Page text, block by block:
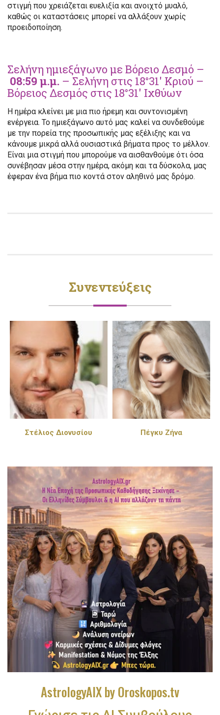
στιγμή που χρειάζεται ευελιξία και ανοιχτό μυαλό,
καθώς οι καταστάσεις μπορεί να αλλάξουν χωρίς
προειδοποίηση.
Σελήνη ημιεξάγωνο με Βόρειο Δεσμό –
08:59 μ.μ. – Σελήνη στις 18°31′ Κριού –
Βόρειος Δεσμός στις 18°31′ Ιχθύων
Η ημέρα κλείνει με μια πιο ήρεμη και συντονισμένη
ενέργεια. Το ημιεξάγωνο αυτό μας καλεί να συνδεθούμε
με την πορεία της προσωπικής μας εξέλιξης και να
κάνουμε μικρά αλλά ουσιαστικά βήματα προς το μέλλον.
Είναι μια στιγμή που μπορούμε να αισθανθούμε ότι όσα
συνέβησαν μέσα στην ημέρα, ακόμη και τα δύσκολα, μας
έφεραν ένα βήμα πιο κοντά στον αληθινό μας δρόμο.
Συνεντεύξεις
Στέλιος Διονυσίου Πέγκυ Ζήνα
AstrologyAIX by Oroskopos.tv